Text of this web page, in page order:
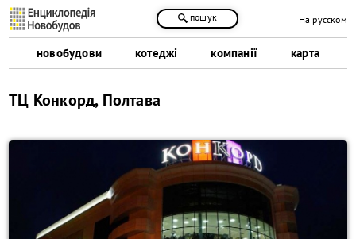
новобудови котеджі компанії карта
пошук На русском
ТЦ Конкорд, Полтава